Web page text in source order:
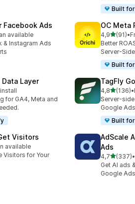
Built
Facebook Ads
available
& Instagram Ads
OC Meta
4,9/ 5(91)
91 •
Better
Server-
Built
Layer
for GA4, Meta and
TagFly
4,8/ 5(136)
136 •
Server-
Google
Built
Visitors
available
Visitors for Your
AdScale
Ads
4,7/ 5(337)
337 •
Get AI ads
Google